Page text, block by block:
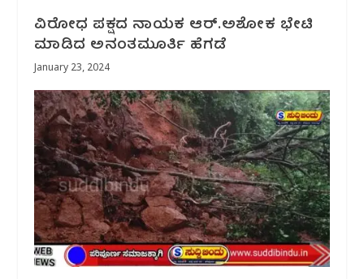
ವಿರೋಧ ಪಕ್ಷದ ನಾಯಕ‌ ಆರ್.‌ಅಶೋಕ ಭೇಟಿ‌
ಮಾಡಿದ ಅನಂತಮೂರ್ತಿ ಹೆಗಡೆ
January 23, 2024